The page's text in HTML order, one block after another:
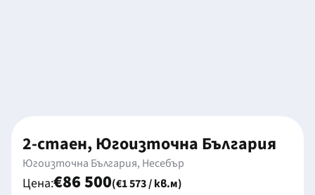
2-стаен, Югоизточна България
Югоизточна България, Несебър
Цена:€86 500(€1 573 / кв.м)